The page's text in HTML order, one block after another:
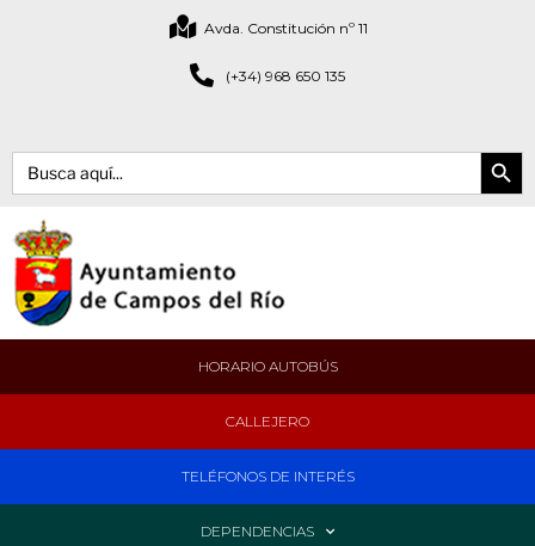
Avda. Constitución nº 11
(+34) 968 650 135
Buscar: Botón de
HORARIO AUTOBÚS
CALLEJERO
TELÉFONOS DE INTERÉS
DEPENDENCIAS